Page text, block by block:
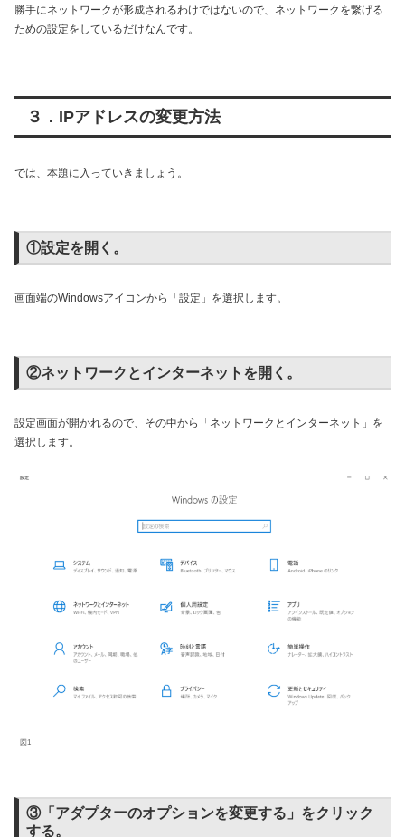
勝手にネットワークが形成されるわけではないので、ネットワークを繋げる
ための設定をしているだけなんです。
３．IPアドレスの変更方法
では、本題に入っていきましょう。
①設定を開く。
画面端のWindowsアイコンから「設定」を選択します。
②ネットワークとインターネットを開く。
設定画面が開かれるので、その中から「ネットワークとインターネット」を
選択します。
図1
③「アダプターのオプションを変更する」をクリック
する。